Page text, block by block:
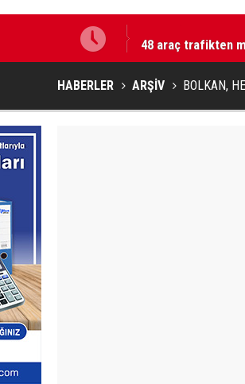
48 araç trafikten
HABERLER ARŞİV BOLKAN,